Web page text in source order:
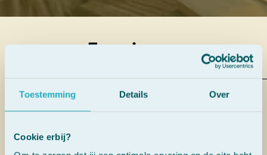
Toestemming Details Over
Cookie erbij?
Ervaringen
“Ik ben opgegroeid met dit flesje.
Bij ons thuis noemen we het de
SOS-druppels.”